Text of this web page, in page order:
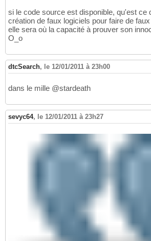
si le code source est disponible, qu'est ce
création de faux logiciels pour faire de
elle sera où la capacité à prouver son
O_o
dtcSearch, le 12/01/2011 à 23h00
dans le mille @stardeath
sevyc64, le 12/01/2011 à 23h27